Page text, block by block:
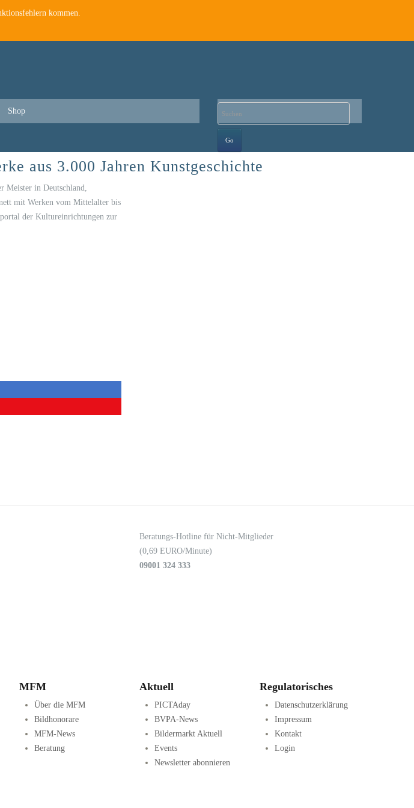
kommen.
Shop
aus 3.000 Jahren Kunstgeschichte
in Deutschland,
mit Werken vom Mittelalter bis
der Kultureinrichtungen zur
Beratungs-Hotline für Nicht-Mitglieder
(0,69 EURO/Minute)
09001 324 333
MFM
Über die MFM
Bildhonorare
MFM-News
Beratung
Aktuell
PICTAday
BVPA-News
Bildermarkt Aktuell
Events
Newsletter abonnieren
Regulatorisches
Datenschutzerklärung
Impressum
Kontakt
Login